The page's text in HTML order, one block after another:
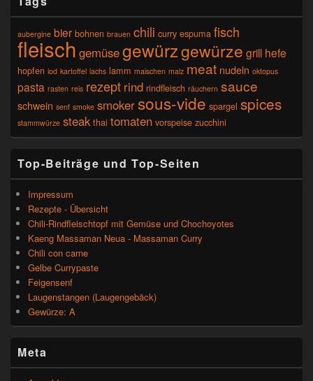
aubergine bier bohnen brauen chili curry espuma fisch
fleisch gemüsegewürzgewürze grill hefe
hopfen iod kartoffel lachs lamm maischen malz meat nudeln oktopus
pasta rasten reis rezept rind rindfleisch räuchern sauce
schwein senf smoke smokersous-vide spargel spices
stammwürze steak thai tomaten vorspeise zucchini
Top-Beiträge und Top-Seiten
Impressum
Rezepte - Übersicht
Chili-Rindfleischtopf mit Gemüse und Chochoyotes
Kaeng Massaman Neua - Massaman Curry
Chili con carne
Gelbe Currypaste
Feigensenf
Laugenstangen (Laugengebäck)
Gewürze: A
Meta